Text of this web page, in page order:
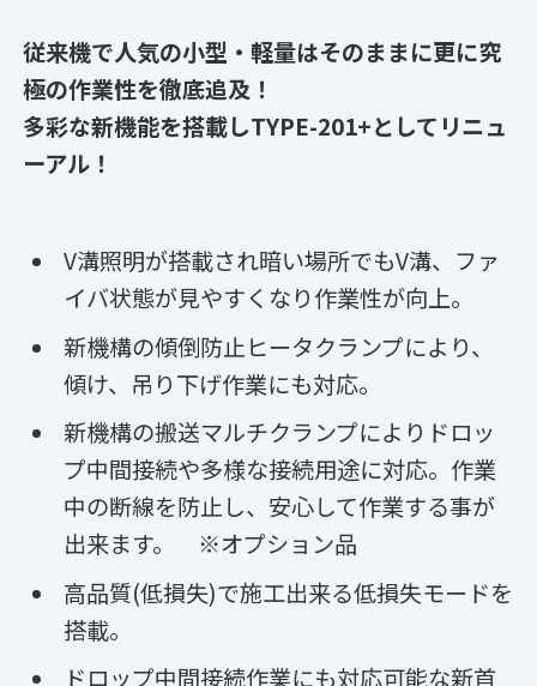
従来機で人気の小型・軽量はそのままに更に究
極の作業性を徹底追及！
多彩な新機能を搭載しTYPE-201+としてリニュ
ーアル！
V溝照明が搭載され暗い場所でもV溝、ファ
イバ状態が見やすくなり作業性が向上。
新機構の傾倒防止ヒータクランプにより、
傾け、吊り下げ作業にも対応。
新機構の搬送マルチクランプによりドロッ
プ中間接続や多様な接続用途に対応。作業
中の断線を防止し、安心して作業する事が
出来ます。 ※オプション品
高品質(低損失)で施工出来る低損失モードを
搭載。
ドロップ中間接続作業にも対応可能な新首